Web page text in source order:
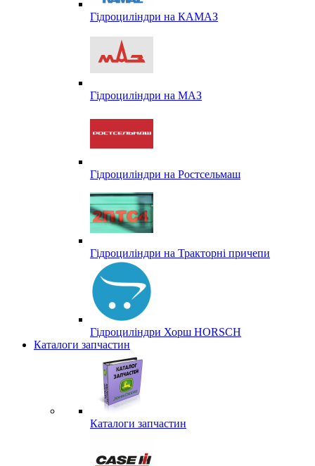
Гідроциліндри на КАМАЗ
Гідроциліндри на МАЗ
Гідроциліндри на Ростсельмаш
Гідроциліндри на Тракторні причепи
Гідроциліндри Хорш HORSCH
Каталоги запчастин
Каталоги запчастин